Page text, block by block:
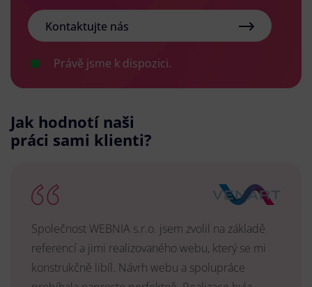
Kontaktujte nás
Právě jsme k dispozici.
Jak hodnotí naši
práci sami klienti?
Společnost WEBNIA s.r.o. jsem zvolil na základě
referencí a jimi realizovaného webu, který se mi
konstrukčně libíl. Návrh webu a spolupráce